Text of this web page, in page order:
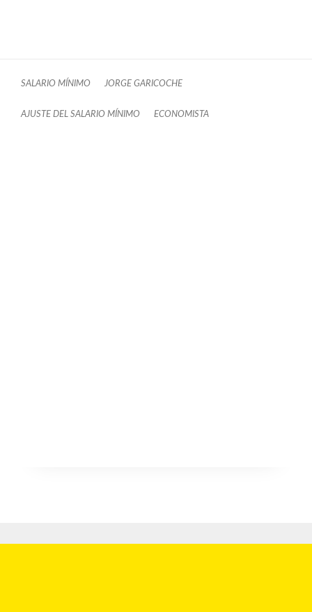
SALARIO MÍNIMO JORGE GARICOCHE
AJUSTE DEL SALARIO MÍNIMO ECONOMISTA